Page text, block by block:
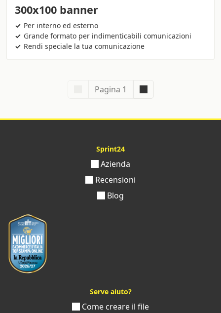
300x100 banner
Per interno ed esterno
Grande formato per indimenticabili comunicazioni
Rendi speciale la tua comunicazione
Pagina 1
Sprint24
Azienda
Recensioni
Blog
Serve aiuto?
Come creare il file